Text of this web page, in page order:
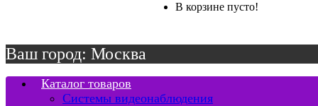
В корзине пусто!
Ваш город: Москва
Каталог товаров
Системы видеонаблюдения